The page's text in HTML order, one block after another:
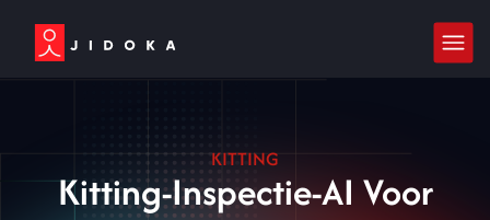
KITTING
Kitting-Inspectie-AI Voor